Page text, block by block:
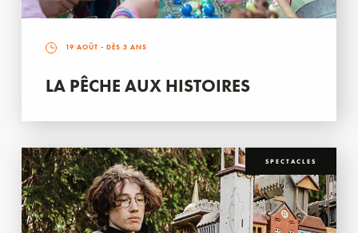
19 AOÛT - DÈS 3 ANS
LA PÊCHE AUX HISTOIRES
SPECTACLES